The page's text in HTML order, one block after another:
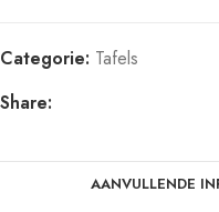
Categorie: Tafels
Share:
AANVULLENDE